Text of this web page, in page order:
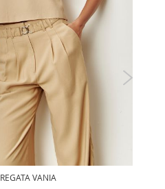
REGATA VANIA